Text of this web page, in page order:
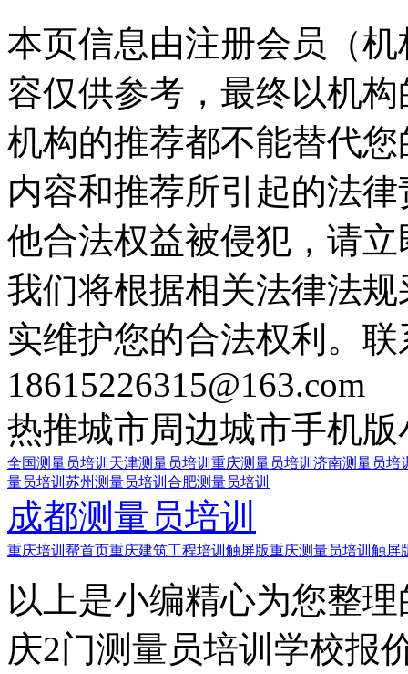
本页信息由注册会员（
容仅供参考，最终以机
机构的推荐都不能替代
内容和推荐所引起的法
他合法权益被侵犯，请
我们将根据相关法律法
实维护您的合法权利。
18615226315@163.com
热推城市周边城市手机版
全国测量员培训 天津测量员培训 重庆测量员培训 济南测量员培
量员培训 苏州测量员培训 合肥测量员培训
成都测量员培训
重庆培训帮首页重庆建筑工程培训触屏版重庆测量员培训触屏
以上是小编精心为您整
庆2门测量员培训学校报